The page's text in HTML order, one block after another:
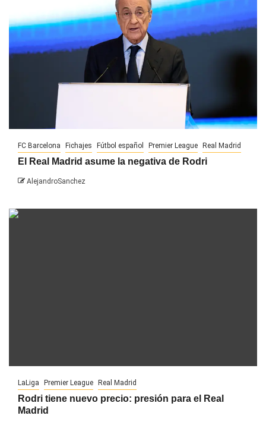
FC Barcelona Fichajes Fútbol español Premier League Real Madrid
El Real Madrid asume la negativa de Rodri
AlejandroSanchez
LaLiga Premier League Real Madrid
Rodri tiene nuevo precio: presión para el Real
Madrid